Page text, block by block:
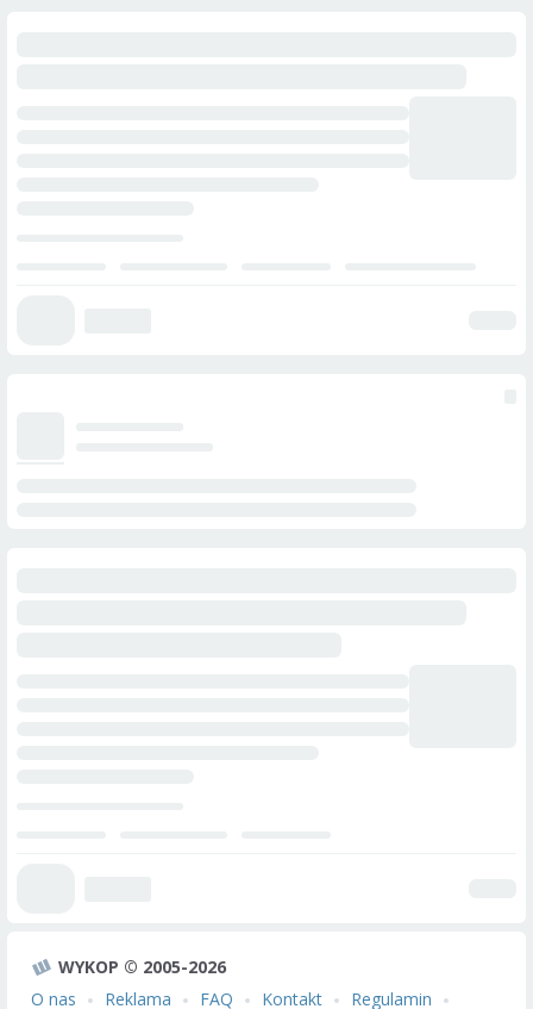
WYKOP © 2005-2026
O nas
Reklama FAQ Kontakt Regulamin